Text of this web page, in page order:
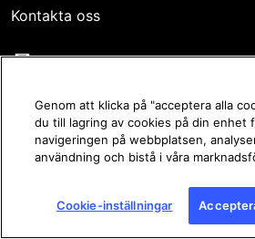
Kontakta oss
Användarvillkor
Integritetspolicy
Genom att klicka på "acceptera alla
du till lagring av cookies på din enhet
navigeringen på webbplatsen,
användning och bistå i våra
Cookie-inställningar